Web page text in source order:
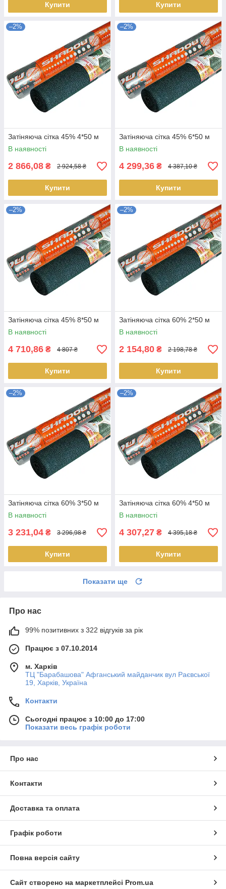
Купити Купити
–2%
Затіняюча сітка 45% 4*50 м
В наявності
2 866,08 ₴ 2 924,58 ₴
Купити
–2%
Затіняюча сітка 45% 6*50 м
В наявності
4 299,36 ₴ 4 387,10 ₴
Купити
–2%
Затіняюча сітка 45% 8*50 м
В наявності
4 710,86 ₴ 4 807 ₴
Купити
–2%
Затіняюча сітка 60% 2*50 м
В наявності
2 154,80 ₴ 2 198,78 ₴
Купити
–2%
Затіняюча сітка 60% 3*50 м
В наявності
3 231,04 ₴ 3 296,98 ₴
Купити
–2%
Затіняюча сітка 60% 4*50 м
В наявності
4 307,27 ₴ 4 395,18 ₴
Купити
Показати ще
Про нас
99% позитивних з 322 відгуків за рік
Працює з 07.10.2014
м. Харків
ТЦ "Барабашова" Афганський майданчик вул Раєвської
19, Харків, Україна
Контакти
Сьогодні працює з 10:00 до 17:00
Показати весь графік роботи
Про нас
Контакти
Доставка та оплата
Графік роботи
Повна версія сайту
Сайт створено на маркетплейсі Prom.ua